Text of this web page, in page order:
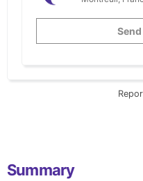
Summary